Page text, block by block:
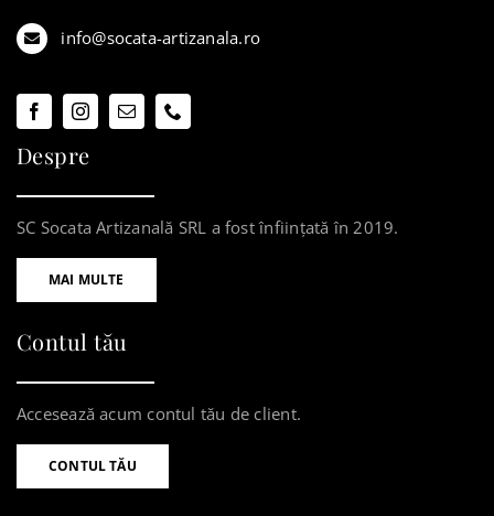
info@socata-artizanala.ro
Despre
SC Socata Artizanală SRL a fost înființată în 2019.
MAI MULTE
Contul tău
Accesează acum contul tău de client.
CONTUL TĂU